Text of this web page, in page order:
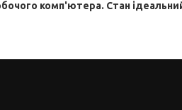
комп'ютера. Стан